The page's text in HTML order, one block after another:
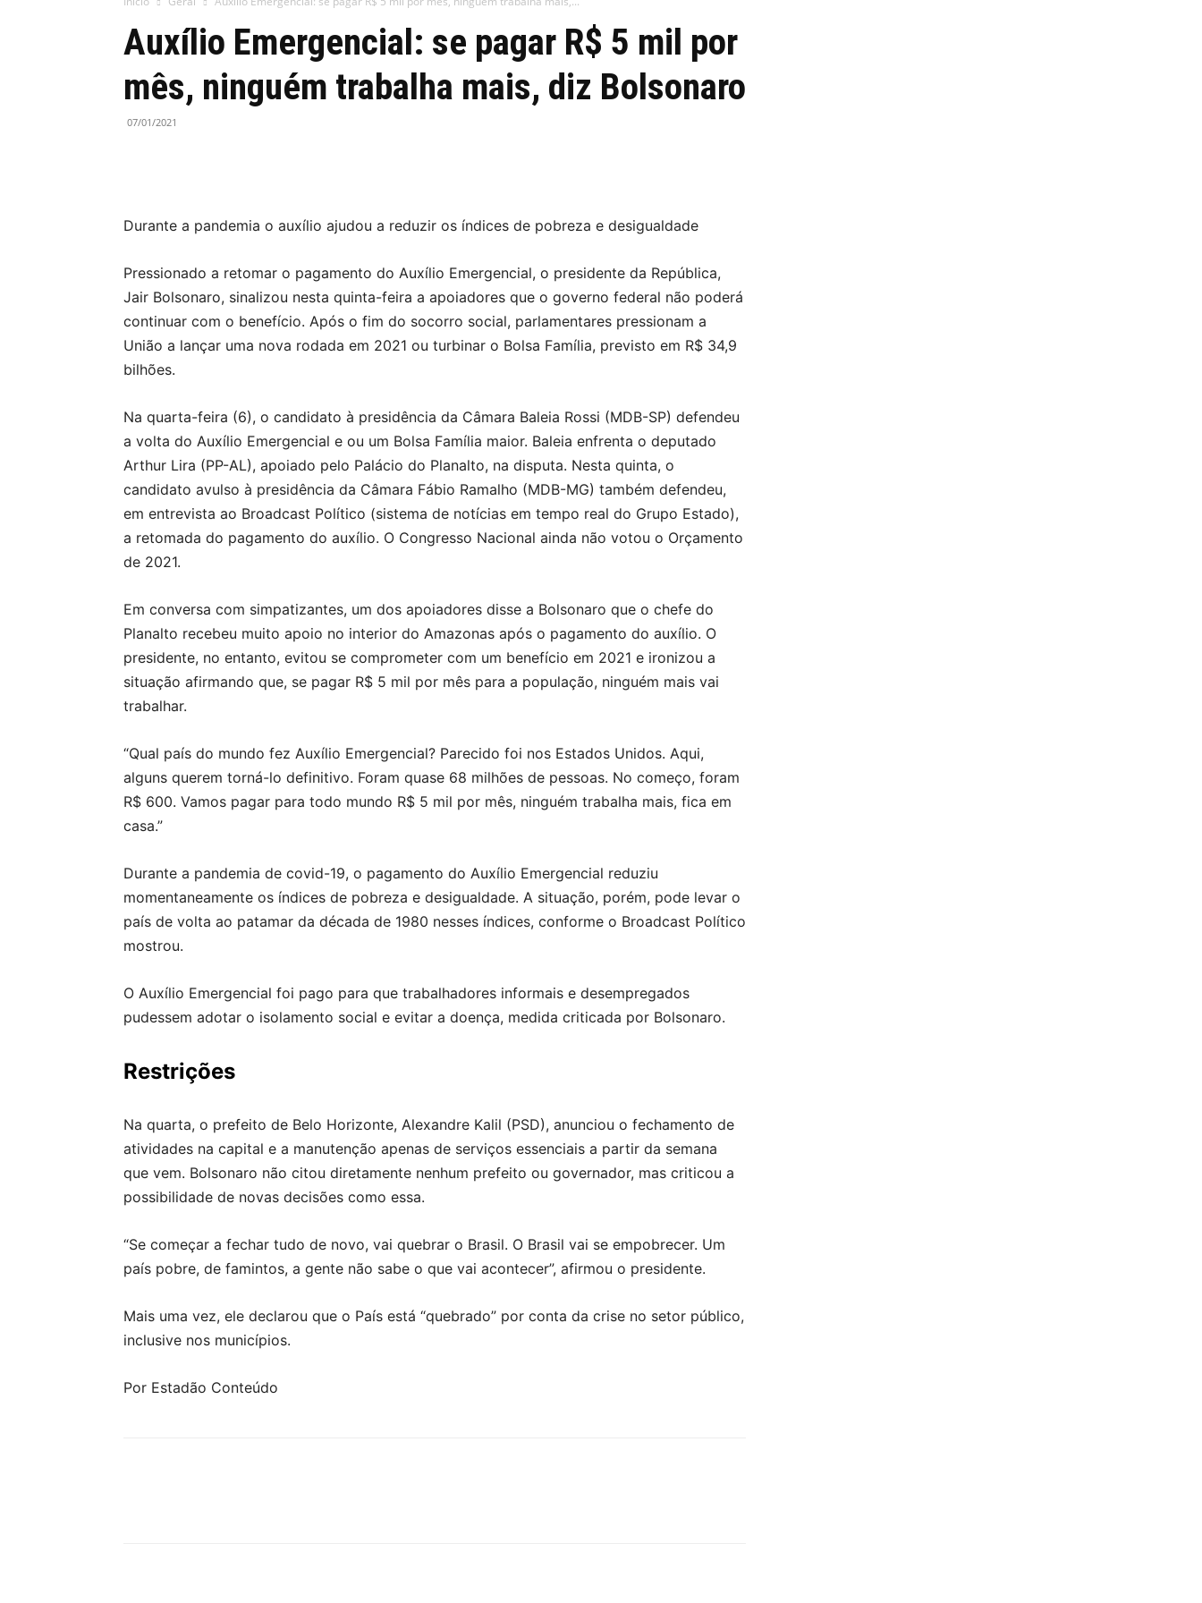
Auxílio Emergencial: se pagar R$ 5 mil por
mês, ninguém trabalha mais, diz Bolsonaro
07/01/2021
Durante a pandemia o auxílio ajudou a reduzir os índices de pobreza e desigualdade
Pressionado a retomar o pagamento do Auxílio Emergencial, o presidente da República,
Jair Bolsonaro, sinalizou nesta quinta-feira a apoiadores que o governo federal não poderá
continuar com o benefício. Após o fim do socorro social, parlamentares pressionam a
União a lançar uma nova rodada em 2021 ou turbinar o Bolsa Família, previsto em R$ 34,9
bilhões.
Na quarta-feira (6), o candidato à presidência da Câmara Baleia Rossi (MDB-SP) defendeu
a volta do Auxílio Emergencial e ou um Bolsa Família maior. Baleia enfrenta o deputado
Arthur Lira (PP-AL), apoiado pelo Palácio do Planalto, na disputa. Nesta quinta, o
candidato avulso à presidência da Câmara Fábio Ramalho (MDB-MG) também defendeu,
em entrevista ao Broadcast Político (sistema de notícias em tempo real do Grupo Estado),
a retomada do pagamento do auxílio. O Congresso Nacional ainda não votou o Orçamento
de 2021.
Em conversa com simpatizantes, um dos apoiadores disse a Bolsonaro que o chefe do
Planalto recebeu muito apoio no interior do Amazonas após o pagamento do auxílio. O
presidente, no entanto, evitou se comprometer com um benefício em 2021 e ironizou a
situação afirmando que, se pagar R$ 5 mil por mês para a população, ninguém mais vai
trabalhar.
“Qual país do mundo fez Auxílio Emergencial? Parecido foi nos Estados Unidos. Aqui,
alguns querem torná-lo definitivo. Foram quase 68 milhões de pessoas. No começo, foram
R$ 600. Vamos pagar para todo mundo R$ 5 mil por mês, ninguém trabalha mais, fica em
casa.”
Durante a pandemia de covid-19, o pagamento do Auxílio Emergencial reduziu
momentaneamente os índices de pobreza e desigualdade. A situação, porém, pode levar o
país de volta ao patamar da década de 1980 nesses índices, conforme o Broadcast Político
mostrou.
O Auxílio Emergencial foi pago para que trabalhadores informais e desempregados
pudessem adotar o isolamento social e evitar a doença, medida criticada por Bolsonaro.
Restrições
Na quarta, o prefeito de Belo Horizonte, Alexandre Kalil (PSD), anunciou o fechamento de
atividades na capital e a manutenção apenas de serviços essenciais a partir da semana
que vem. Bolsonaro não citou diretamente nenhum prefeito ou governador, mas criticou a
possibilidade de novas decisões como essa.
“Se começar a fechar tudo de novo, vai quebrar o Brasil. O Brasil vai se empobrecer. Um
país pobre, de famintos, a gente não sabe o que vai acontecer”, afirmou o presidente.
Mais uma vez, ele declarou que o País está “quebrado” por conta da crise no setor público,
inclusive nos municípios.
Por Estadão Conteúdo